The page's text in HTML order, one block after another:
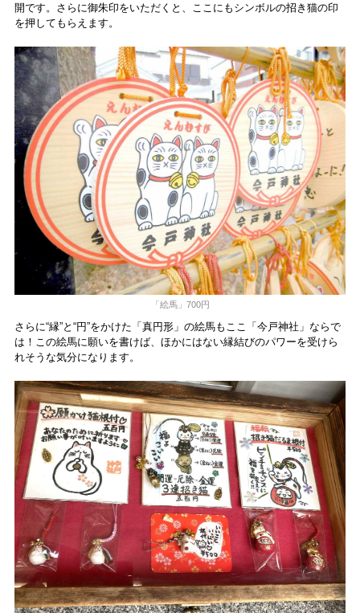
開です。さらに御朱印をいただくと、ここにもシンボルの招き猫の印
を押してもらえます。
「絵馬」700円
さらに“縁”と“円”をかけた「真円形」の絵馬もここ「今戸神社」ならで
は！この絵馬に願いを書けば、ほかにはない縁結びのパワーを受けら
れそうな気分になります。